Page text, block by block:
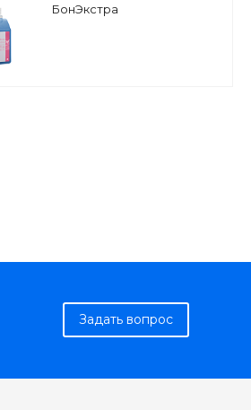
БонЭкстра
Задать вопрос